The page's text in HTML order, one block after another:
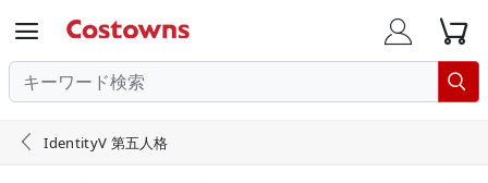
  

 IdentityV 第五人格